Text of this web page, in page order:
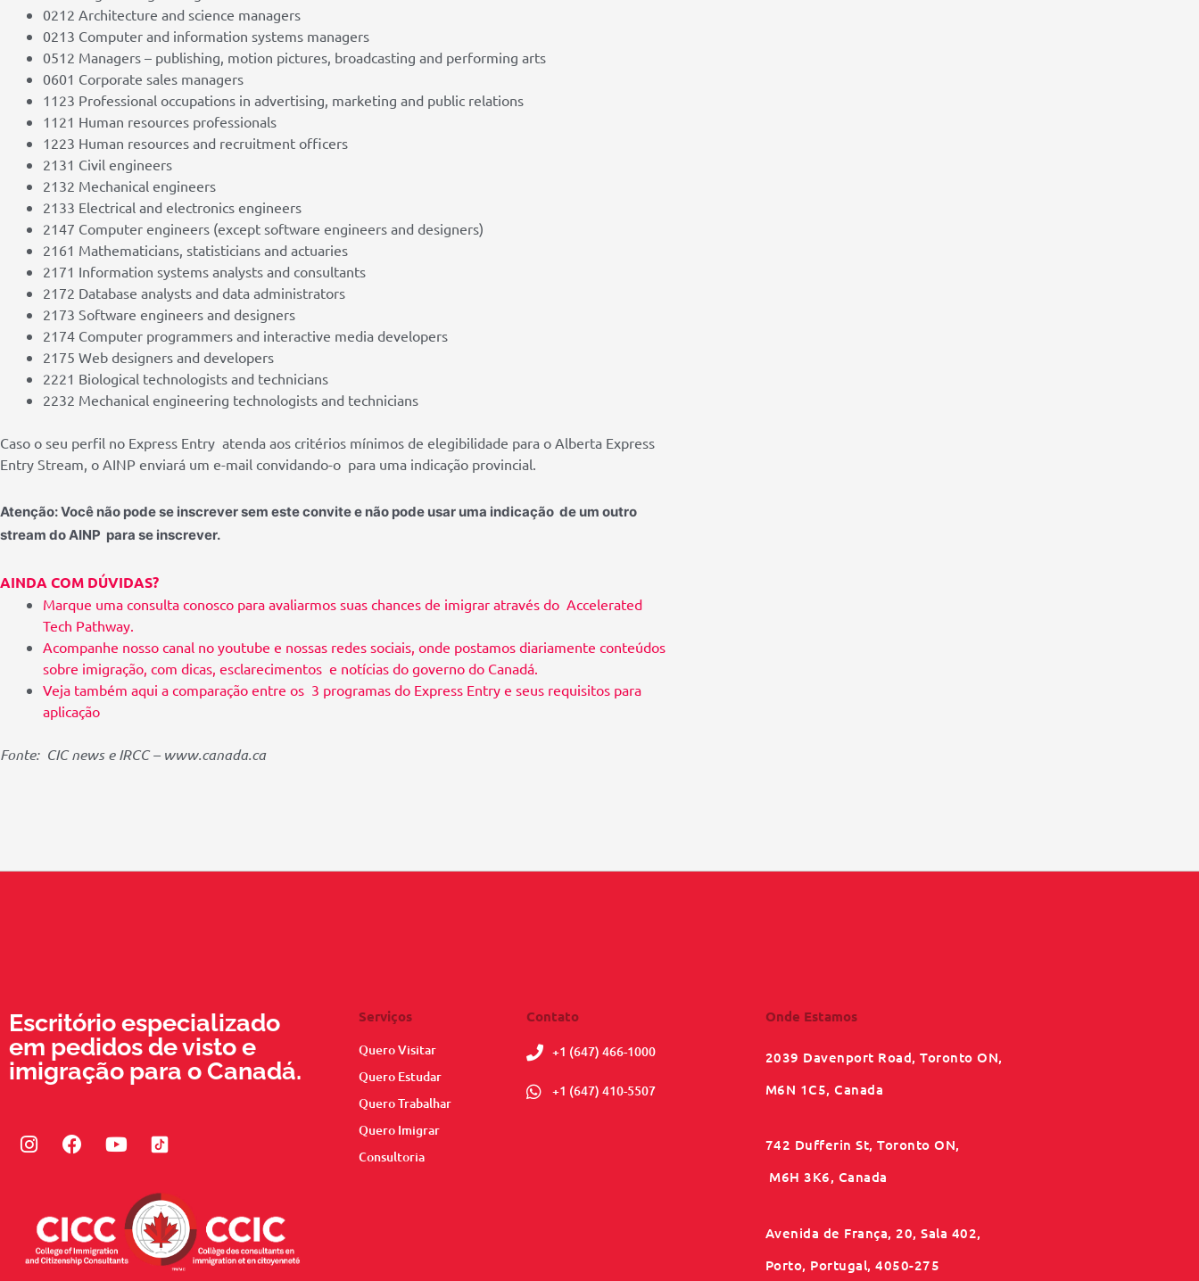
0212 Architecture and science managers
0213 Computer and information systems managers
0512 Managers – publishing, motion pictures, broadcasting and performing arts
0601 Corporate sales managers
1123 Professional occupations in advertising, marketing and public relations
1121 Human resources professionals
1223 Human resources and recruitment officers
2131 Civil engineers
2132 Mechanical engineers
2133 Electrical and electronics engineers
2147 Computer engineers (except software engineers and designers)
2161 Mathematicians, statisticians and actuaries
2171 Information systems analysts and consultants
2172 Database analysts and data administrators
2173 Software engineers and designers
2174 Computer programmers and interactive media developers
2175 Web designers and developers
2221 Biological technologists and technicians
2232 Mechanical engineering technologists and technicians
Caso o seu perfil no Express Entry atenda aos critérios mínimos de elegibilidade para o Alberta Express
Entry Stream, o AINP enviará um e-mail convidando-o para uma indicação provincial.
Atenção: Você não pode se inscrever sem este convite e não pode usar uma indicação de um outro
stream do AINP para se inscrever.
AINDA COM DÚVIDAS?
Marque uma consulta conosco para avaliarmos suas chances de imigrar através do Accelerated
Tech Pathway.
Acompanhe nosso canal no youtube e nossas redes sociais, onde postamos diariamente conteúdos
sobre imigração, com dicas, esclarecimentos e notícias do governo do Canadá.
Veja também aqui a comparação entre os 3 programas do Express Entry e seus requisitos para
aplicação
Fonte: CIC news e IRCC – www.canada.ca
Escritório especializado
em pedidos de visto e
imigração para o Canadá.
Instagram
Facebook
Youtube
Serviços
Quero Visitar
Quero Estudar
Quero Trabalhar
Quero Imigrar
Consultoria
Contato
+1 (647) 466-1000
+1 (647) 410-5507
Onde Estamos
2039 Davenport Road, Toronto ON,
M6N 1C5, Canada
742 Dufferin St, Toronto ON,
M6H 3K6, Canada
Avenida de França, 20, Sala 402,
Porto, Portugal, 4050-275